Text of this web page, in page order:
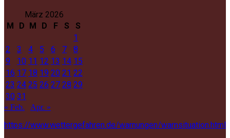
März 2026
M
D M D F S
S
1
2
3 4 5 6 7
8
9
10 11 12 13 14 15
16 17 18 19 20 21 22
23 24 25 26 27 28 29
30 31
« Feb. Apr. »
https://www.wettergefahren.de/warnungen/warnsituation.html